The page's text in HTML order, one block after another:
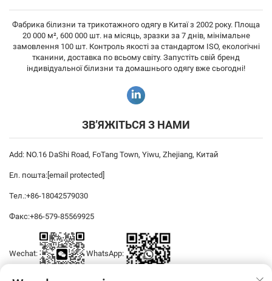
Фабрика білизни та трикотажного одягу в Китаї з 2002 року. Площа
20 000 м², 600 000 шт. на місяць, зразки за 7 днів, мінімальне
замовлення 100 шт. Контроль якості за стандартом ISO, екологічні
тканини, доставка по всьому світу. Запустіть свій бренд
індивідуальної білизни та домашнього одягу вже сьогодні!
ЗВ’ЯЖІТЬСЯ З НАМИ
Add: NO.16 DaShi Road, FoTang Town, Yiwu, Zhejiang, Китай
Ел. пошта: [email protected]
Тел.:+86-18042579030
Факс:+86-579-85569925
Wechat: WhatsApp: